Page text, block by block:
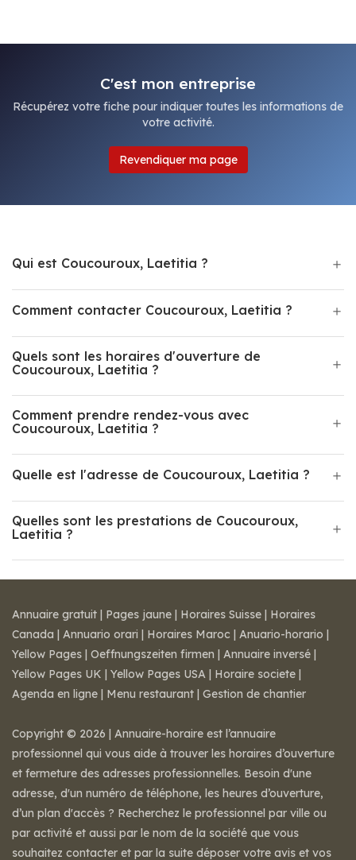
C'est mon entreprise
Récupérez votre fiche pour indiquer toutes les informations de
votre activité.
Revendiquer ma page
Qui est Coucouroux, Laetitia ?
Comment contacter Coucouroux, Laetitia ?
Quels sont les horaires d'ouverture de
Coucouroux, Laetitia ?
Comment prendre rendez-vous avec
Coucouroux, Laetitia ?
Quelle est l'adresse de Coucouroux, Laetitia ?
Quelles sont les prestations de Coucouroux,
Laetitia ?
Annuaire gratuit | Pages jaune | Horaires Suisse | Horaires
Canada | Annuario orari | Horaires Maroc | Anuario-horario |
Yellow Pages | Oeffnungszeiten firmen | Annuaire inversé |
Yellow Pages UK | Yellow Pages USA | Horaire societe |
Agenda en ligne | Menu restaurant | Gestion de chantier
Copyright © 2026 | Annuaire-horaire est l’annuaire
professionnel qui vous aide à trouver les horaires d’ouverture
et fermeture des adresses professionnelles. Besoin d'une
adresse, d'un numéro de téléphone, les heures d’ouverture,
d’un plan d'accès ? Recherchez le professionnel par ville ou
par activité et aussi par le nom de la société que vous
souhaitez contacter et par la suite déposer votre avis et vos